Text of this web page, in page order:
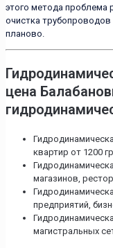
этого метода проблема
очистка
планово.
цена
квартир от 1200
магазинов,
предприятий,
магистральных